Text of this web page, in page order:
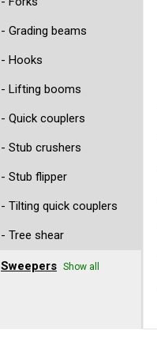
- Grading beams
- Hooks
- Lifting booms
- Quick couplers
- Stub crushers
- Stub flipper
- Tilting quick couplers
- Tree shear
Sweepers Show all